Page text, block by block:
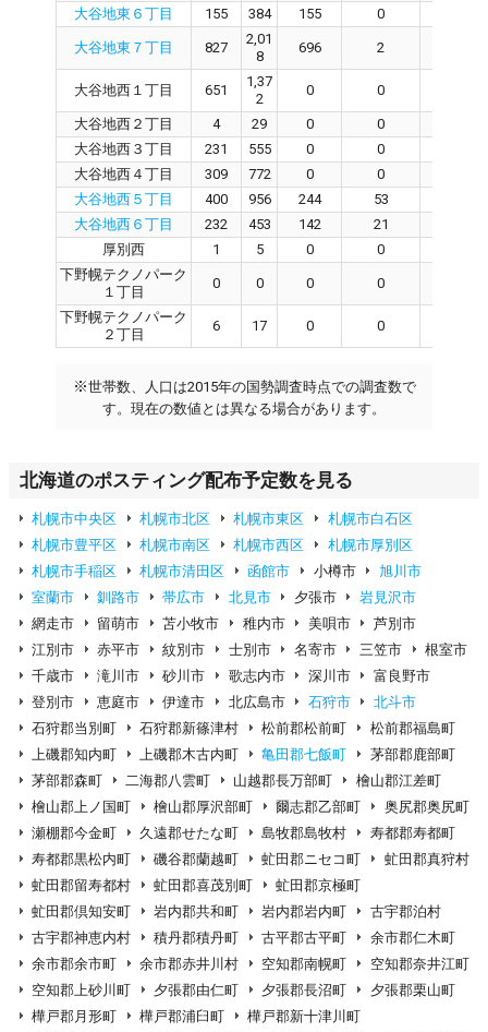
大谷地東６丁目 155 384 155 0
大谷地東７丁目 827
2,01
8
696 2
大谷地西１丁目 651
1,37
2
0 0
大谷地西２丁目 4 29 0 0
大谷地西３丁目
231 555 0 0
大谷地西４丁目
309 772 0 0
大谷地西５丁目
400 956 244 53
大谷地西６丁目
232 453 142 21
厚別西
1 5 0 0
下野幌テクノパーク
１丁目
0 0 0 0
下野幌テクノパーク
２丁目
6 17 0 0
※世帯数、人口は2015年の国勢調査時点での調査数で
す。現在の数値とは異なる場合があります。
北海道のポスティング配布予定数を見る
札幌市中央区 札幌市北区 札幌市東区
札幌市白石区
札幌市豊平区
札幌市南区 札幌市西区
札幌市厚別区
札幌市手稲区
札幌市清田区 函館市 小樽市
旭川市
室蘭市
釧路市 帯広市 北見市 夕張市
岩見沢市
網走市
留萌市 苫小牧市 稚内市 美唄市
芦別市
江別市
赤平市 紋別市 士別市 名寄市 三笠市
根室市
千歳市
滝川市 砂川市 歌志内市 深川市
富良野市
登別市
恵庭市 伊達市 北広島市 石狩市
北斗市
石狩郡当別町
石狩郡新篠津村 松前郡松前町
松前郡福島町
上磯郡知内町
上磯郡木古内町 亀田郡七飯町
茅部郡鹿部町
茅部郡森町
二海郡八雲町 山越郡長万部町
檜山郡江差町
檜山郡上ノ国町
檜山郡厚沢部町 爾志郡乙部町
奥尻郡奥尻町
瀬棚郡今金町
久遠郡せたな町 島牧郡島牧村
寿都郡寿都町
寿都郡黒松内町
磯谷郡蘭越町 虻田郡ニセコ町
虻田郡真狩村
虻田郡留寿都村
虻田郡喜茂別町
虻田郡京極町
虻田郡倶知安町
岩内郡共和町 岩内郡岩内町
古宇郡泊村
古宇郡神恵内村
積丹郡積丹町 古平郡古平町
余市郡仁木町
余市郡余市町
余市郡赤井川村 空知郡南幌町
空知郡奈井江町
空知郡上砂川町
夕張郡由仁町 夕張郡長沼町
夕張郡栗山町
樺戸郡月形町
樺戸郡浦臼町
樺戸郡新十津川町